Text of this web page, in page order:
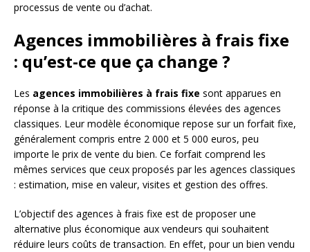
processus de vente ou d’achat.
Agences immobilières à frais fixe
: qu’est-ce que ça change ?
Les agences immobilières à frais fixe sont apparues en
réponse à la critique des commissions élevées des agences
classiques. Leur modèle économique repose sur un forfait fixe,
généralement compris entre 2 000 et 5 000 euros, peu
importe le prix de vente du bien. Ce forfait comprend les
mêmes services que ceux proposés par les agences classiques
: estimation, mise en valeur, visites et gestion des offres.
L’objectif des agences à frais fixe est de proposer une
alternative plus économique aux vendeurs qui souhaitent
réduire leurs coûts de transaction. En effet, pour un bien vendu